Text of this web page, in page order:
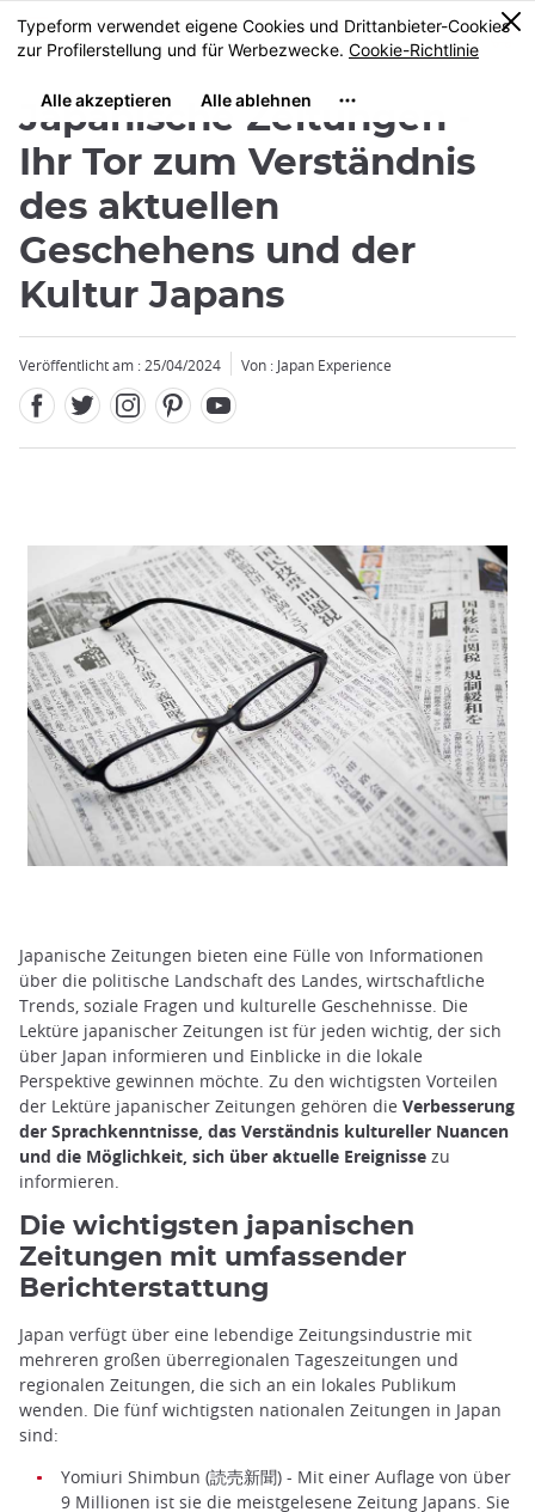
Größe
MENU
0
Japanische Zeitungen -
Ihr Tor zum Verständnis
des aktuellen
Geschehens und der
Kultur Japans
Veröffentlicht am : 25/04/2024 Von : Japan Experience
Japanische Zeitungen bieten eine Fülle von Informationen
über die politische Landschaft des Landes, wirtschaftliche
Trends, soziale Fragen und kulturelle Geschehnisse. Die
Lektüre japanischer Zeitungen ist für jeden wichtig, der sich
über Japan informieren und Einblicke in die lokale
Perspektive gewinnen möchte. Zu den wichtigsten Vorteilen
der Lektüre japanischer Zeitungen gehören die Verbesserung
der Sprachkenntnisse, das Verständnis kultureller Nuancen
und die Möglichkeit, sich über aktuelle Ereignisse zu
informieren.
Die wichtigsten japanischen
Zeitungen mit umfassender
Berichterstattung
Japan verfügt über eine lebendige Zeitungsindustrie mit
mehreren großen überregionalen Tageszeitungen und
regionalen Zeitungen, die sich an ein lokales Publikum
wenden. Die fünf wichtigsten nationalen Zeitungen in Japan
sind:
Yomiuri Shimbun (読売新聞) - Mit einer Auflage von über
9 Millionen ist sie die meistgelesene Zeitung Japans. Sie